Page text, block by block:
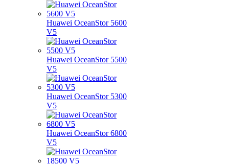
Huawei OceanStor 5600
V5
Huawei OceanStor 5500
V5
Huawei OceanStor 5300
V5
Huawei OceanStor 6800
V5